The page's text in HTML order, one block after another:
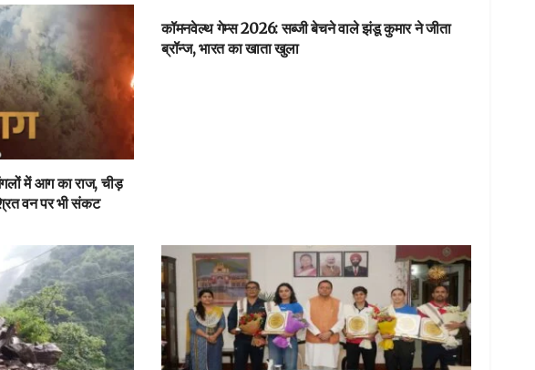
में आग का राज, चीड़
वन पर भी संकट
कॉमनवेल्थ गेम्स 2026: सब्जी बेचने वाले झंडू कुमार ने जीता
ब्रॉन्ज, भारत का खाता खुला